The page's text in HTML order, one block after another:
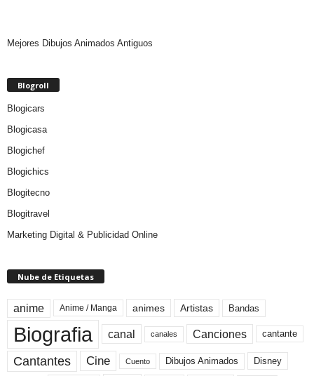
Mejores Dibujos Animados Antiguos
Blogroll
Blogicars
Blogicasa
Blogichef
Blogichics
Blogitecno
Blogitravel
Marketing Digital & Publicidad Online
Nube de Etiquetas
anime Anime / Manga animes Artistas Bandas
Biografia canal canales Canciones cantante
Cantantes Cine Cuento Dibujos Animados Disney